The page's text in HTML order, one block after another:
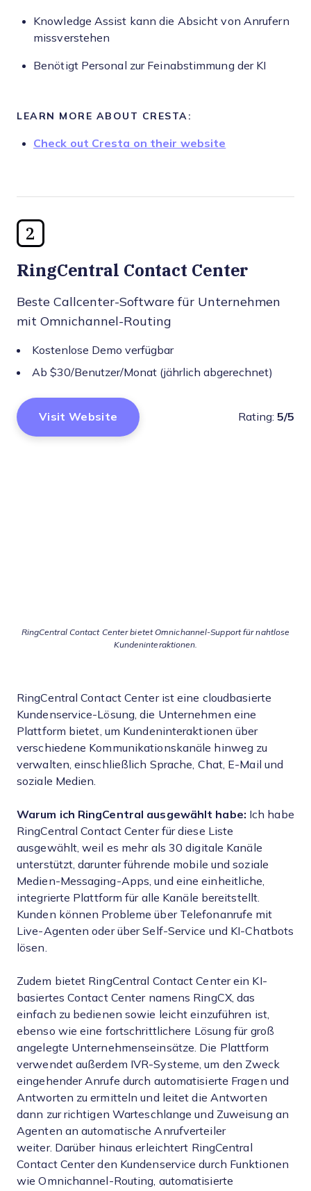
Knowledge Assist kann die Absicht von Anrufern
missverstehen
Benötigt Personal zur Feinabstimmung der KI
LEARN MORE ABOUT CRESTA:
Check out Cresta on their website
2
RingCentral Contact Center
Beste Callcenter-Software für Unternehmen
mit Omnichannel-Routing
Kostenlose Demo verfügbar
Ab $30/Benutzer/Monat (jährlich abgerechnet)
Visit Website Rating: 5/5
RingCentral Contact Center bietet Omnichannel-Support für nahtlose
Kundeninteraktionen.
RingCentral Contact Center ist eine cloudbasierte
Kundenservice-Lösung, die Unternehmen eine
Plattform bietet, um Kundeninteraktionen über
verschiedene Kommunikationskanäle hinweg zu
verwalten, einschließlich Sprache, Chat, E-Mail und
soziale Medien.
Warum ich RingCentral ausgewählt habe: Ich habe
RingCentral Contact Center für diese Liste
ausgewählt, weil es mehr als 30 digitale Kanäle
unterstützt, darunter führende mobile und soziale
Medien-Messaging-Apps, und eine einheitliche,
integrierte Plattform für alle Kanäle bereitstellt.
Kunden können Probleme über Telefonanrufe mit
Live-Agenten oder über Self-Service und KI-Chatbots
lösen.
Zudem bietet RingCentral Contact Center ein KI-
basiertes Contact Center namens RingCX, das
einfach zu bedienen sowie leicht einzuführen ist,
ebenso wie eine fortschrittlichere Lösung für groß
angelegte Unternehmenseinsätze. Die Plattform
verwendet außerdem IVR-Systeme, um den Zweck
eingehender Anrufe durch automatisierte Fragen und
Antworten zu ermitteln und leitet die Antworten
dann zur richtigen Warteschlange und Zuweisung an
Agenten an automatische Anrufverteiler
weiter. Darüber hinaus erleichtert RingCentral
Contact Center den Kundenservice durch Funktionen
wie Omnichannel-Routing, automatisierte